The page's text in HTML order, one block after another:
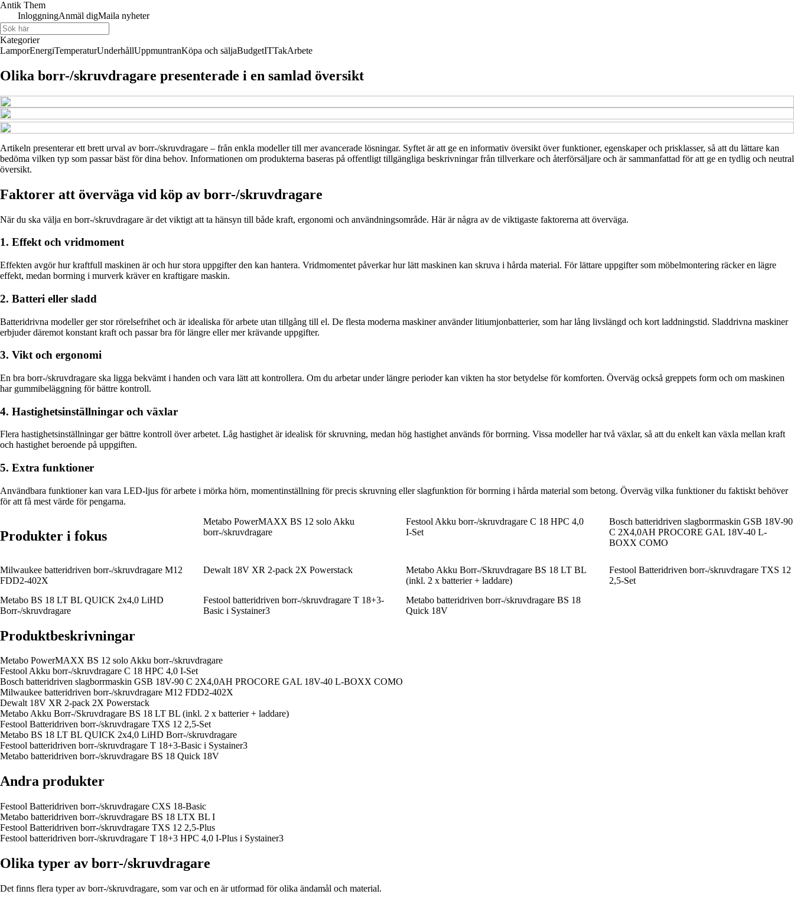
Antik Them
InloggningAnmäl digMaila nyheter
Kategorier
LamporEnergiTemperaturUnderhållUppmuntranKöpa och säljaBudgetITTakArbete
Olika borr-/skruvdragare presenterade i en samlad översikt
Artikeln presenterar ett brett urval av borr-/skruvdragare – från enkla modeller till mer avancerade lösningar. Syftet är att ge en informativ översikt över funktioner, egenskaper och prisklasser, så att du lättare kan
bedöma vilken typ som passar bäst för dina behov. Informationen om produkterna baseras på offentligt tillgängliga beskrivningar från tillverkare och återförsäljare och är sammanfattad för att ge en tydlig och neutral
översikt.
Faktorer att överväga vid köp av borr-/skruvdragare
När du ska välja en borr-/skruvdragare är det viktigt att ta hänsyn till både kraft, ergonomi och användningsområde. Här är några av de viktigaste faktorerna att överväga.
1. Effekt och vridmoment
Effekten avgör hur kraftfull maskinen är och hur stora uppgifter den kan hantera. Vridmomentet påverkar hur lätt maskinen kan skruva i hårda material. För lättare uppgifter som möbelmontering räcker en lägre
effekt, medan borrning i murverk kräver en kraftigare maskin.
2. Batteri eller sladd
Batteridrivna modeller ger stor rörelsefrihet och är idealiska för arbete utan tillgång till el. De flesta moderna maskiner använder litiumjonbatterier, som har lång livslängd och kort laddningstid. Sladdrivna maskiner
erbjuder däremot konstant kraft och passar bra för längre eller mer krävande uppgifter.
3. Vikt och ergonomi
En bra borr-/skruvdragare ska ligga bekvämt i handen och vara lätt att kontrollera. Om du arbetar under längre perioder kan vikten ha stor betydelse för komforten. Överväg också greppets form och om maskinen
har gummibeläggning för bättre kontroll.
4. Hastighetsinställningar och växlar
Flera hastighetsinställningar ger bättre kontroll över arbetet. Låg hastighet är idealisk för skruvning, medan hög hastighet används för borrning. Vissa modeller har två växlar, så att du enkelt kan växla mellan kraft
och hastighet beroende på uppgiften.
5. Extra funktioner
Användbara funktioner kan vara LED-ljus för arbete i mörka hörn, momentinställning för precis skruvning eller slagfunktion för borrning i hårda material som betong. Överväg vilka funktioner du faktiskt behöver
för att få mest värde för pengarna.
Produkter i fokus
Metabo PowerMAXX BS 12 solo Akku
borr-/skruvdragare
Festool Akku borr-/skruvdragare C 18 HPC 4,0
I-Set
Bosch batteridriven slagborrmaskin GSB 18V-90
C 2X4,0AH PROCORE GAL 18V-40 L-
BOXX COMO
Milwaukee batteridriven borr-/skruvdragare M12
FDD2-402X
Dewalt 18V XR 2-pack 2X Powerstack
Metabo Akku Borr-/Skruvdragare BS 18 LT BL
(inkl. 2 x batterier + laddare)
Festool Batteridriven borr-/skruvdragare TXS 12
2,5-Set
Metabo BS 18 LT BL QUICK 2x4,0 LiHD
Borr-/skruvdragare
Festool batteridriven borr-/skruvdragare T 18+3-
Basic i Systainer3
Metabo batteridriven borr-/skruvdragare BS 18
Quick 18V
Produktbeskrivningar
Metabo PowerMAXX BS 12 solo Akku borr-/skruvdragare
Festool Akku borr-/skruvdragare C 18 HPC 4,0 I-Set
Bosch batteridriven slagborrmaskin GSB 18V-90 C 2X4,0AH PROCORE GAL 18V-40 L-BOXX COMO
Milwaukee batteridriven borr-/skruvdragare M12 FDD2-402X
Dewalt 18V XR 2-pack 2X Powerstack
Metabo Akku Borr-/Skruvdragare BS 18 LT BL (inkl. 2 x batterier + laddare)
Festool Batteridriven borr-/skruvdragare TXS 12 2,5-Set
Metabo BS 18 LT BL QUICK 2x4,0 LiHD Borr-/skruvdragare
Festool batteridriven borr-/skruvdragare T 18+3-Basic i Systainer3
Metabo batteridriven borr-/skruvdragare BS 18 Quick 18V
Andra produkter
Festool Batteridriven borr-/skruvdragare CXS 18-Basic
Metabo batteridriven borr-/skruvdragare BS 18 LTX BL I
Festool Batteridriven borr-/skruvdragare TXS 12 2,5-Plus
Festool batteridriven borr-/skruvdragare T 18+3 HPC 4,0 I-Plus i Systainer3
Olika typer av borr-/skruvdragare
Det finns flera typer av borr-/skruvdragare, som var och en är utformad för olika ändamål och material.